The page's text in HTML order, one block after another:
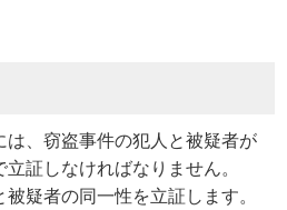
、窃盗事件の犯人と被疑者が
証しなければなりません。
疑者の同一性を立証します。